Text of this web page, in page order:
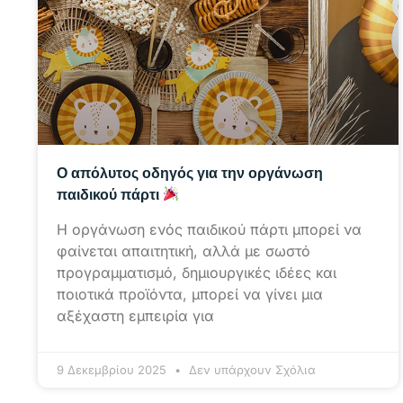
Ο απόλυτος οδηγός για την οργάνωση
παιδικού πάρτι
Η οργάνωση ενός παιδικού πάρτι μπορεί να
φαίνεται απαιτητική, αλλά με σωστό
προγραμματισμό, δημιουργικές ιδέες και
ποιοτικά προϊόντα, μπορεί να γίνει μια
αξέχαστη εμπειρία για
9 Δεκεμβρίου 2025 Δεν υπάρχουν Σχόλια